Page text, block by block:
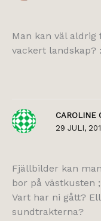
Man kan väl aldrig
vackert landskap?
CAROLINE
29 JULI,
Fjällbilder kan
bor på västkusten
Vart har ni gått?
sundtrakterna?